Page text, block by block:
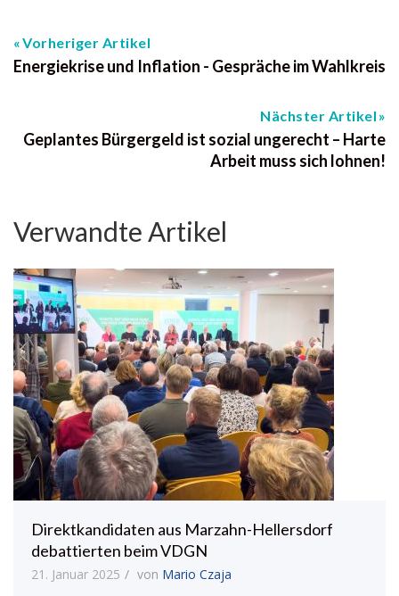
Vorheriger Artikel
Energiekrise und Inflation - Gespräche im Wahlkreis
Nächster Artikel
Geplantes Bürgergeld ist sozial ungerecht – Harte
Arbeit muss sich lohnen!
Verwandte Artikel
Direktkandidaten aus Marzahn-Hellersdorf
debattierten beim VDGN
21. Januar 2025 von Mario Czaja